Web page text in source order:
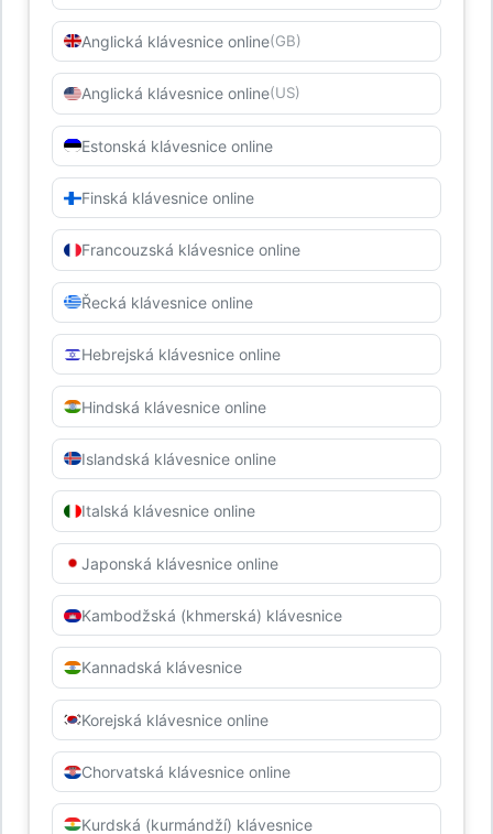
Anglická klávesnice online(GB)
Anglická klávesnice online(US)
Estonská klávesnice online
Finská klávesnice online
Francouzská klávesnice online
Řecká klávesnice online
Hebrejská klávesnice online
Hindská klávesnice online
Islandská klávesnice online
Italská klávesnice online
Japonská klávesnice online
Kambodžská (khmerská) klávesnice
Kannadská klávesnice
Korejská klávesnice online
Chorvatská klávesnice online
Kurdská (kurmándží) klávesnice